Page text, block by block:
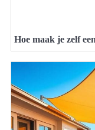
Hoe maak je zelf